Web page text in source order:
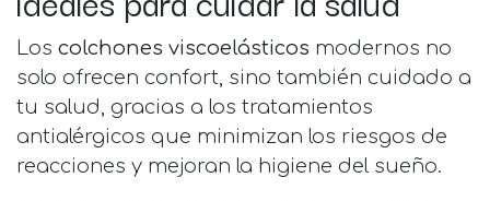
Los colchones viscoelásticos modernos no
solo ofrecen confort, sino también cuidado a
tu salud, gracias a los tratamientos
antialérgicos que minimizan los riesgos de
reacciones y mejoran la higiene del sueño.